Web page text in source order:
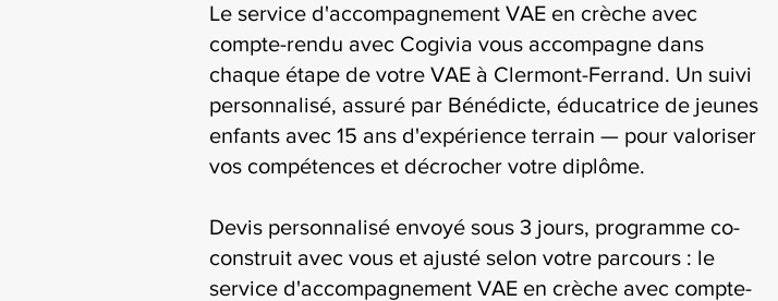
Le service d'accompagnement VAE en crèche avec
compte-rendu avec Cogivia vous accompagne dans
chaque étape de votre VAE à Clermont-Ferrand. Un suivi
personnalisé, assuré par Bénédicte, éducatrice de jeunes
enfants avec 15 ans d'expérience terrain — pour valoriser
vos compétences et décrocher votre diplôme.
Devis personnalisé envoyé sous 3 jours, programme co-
construit avec vous et ajusté selon votre parcours : le
service d'accompagnement VAE en crèche avec compte-